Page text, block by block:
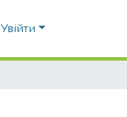
Увійти